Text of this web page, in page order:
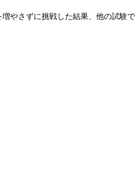
やさずに挑戦した結果、他の試験で